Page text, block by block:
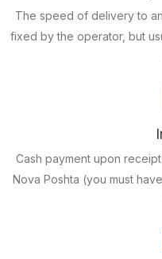
The speed of delivery to
fixed by the operator, but
Cash payment upon
Nova Poshta (you must